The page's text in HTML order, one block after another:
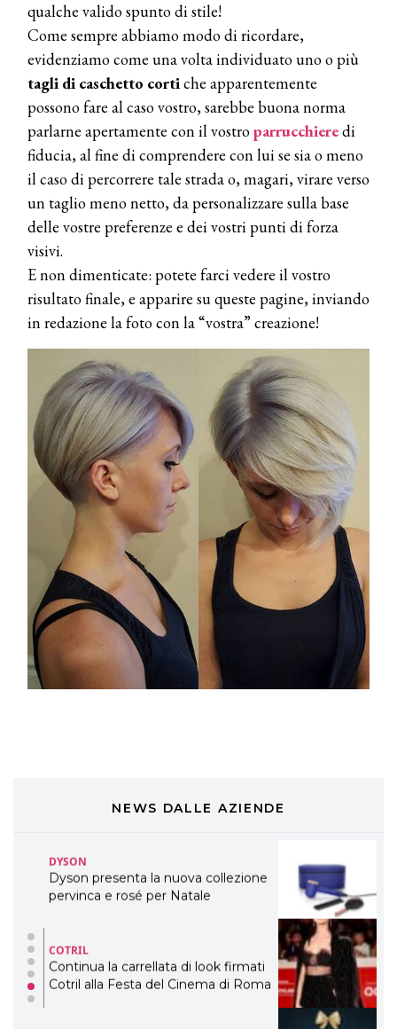
qualche valido spunto di stile!
Come sempre abbiamo modo di ricordare,
evidenziamo come una volta individuato uno o più
tagli di caschetto cortiche apparentemente
possono fare al caso vostro, sarebbe buona norma
parlarne apertamente con il vostroparrucchieredi
fiducia, al fine di comprendere con lui se sia o meno
il caso di percorrere tale strada o, magari, virare verso
un taglio meno netto, da personalizzare sulla base
delle vostre preferenze e dei vostri punti di forza
visivi.
E non dimenticate: potete farci vedere il vostro
risultato finale, e apparire su queste pagine, inviando
in redazione la foto con la “vostra” creazione!
NEWS DALLE AZIENDE
COSMOPROF WORLDWIDE BOLOGNA
Cosmprof Worldwide Bologna
presenta THE BEAUTY &
WELLNESS CONGRESS 2022: I
TEMI
DYSON
Dyson presenta la nuova collezione
pervinca e rosé per Natale
COTRIL
Continua la carrellata di look firmati
Cotril alla Festa del Cinema di Roma
TONI&GUY
A Natale regala una doppia
TONI&GUY “Feel Good Experience”!
TONI&GUY
LABEL.M lancia la sua innovativa ed
eco-sostenibile linea di prodotti
Davines presenta cofanetti beauty
WELLNESS CONGRESS 2022: I
DYSON
Dyson presenta la nuova collezione
pervinca e rosé per Natale
COTRIL
Continua la carrellata di look firmati
Cotril alla Festa del Cinema di Roma